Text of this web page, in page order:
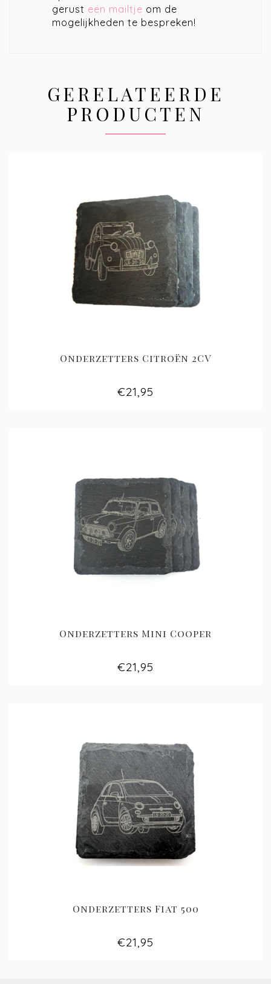
gerust een mailtje om de
mogelijkheden te bespreken!
GERELATEERDE
PRODUCTEN
Onderzetters Citroën 2CV
€21,95
Onderzetters Mini Cooper
€21,95
Onderzetters Fiat 500
€21,95